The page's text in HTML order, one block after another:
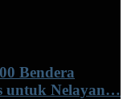
Bendera
untuk Nelayan…